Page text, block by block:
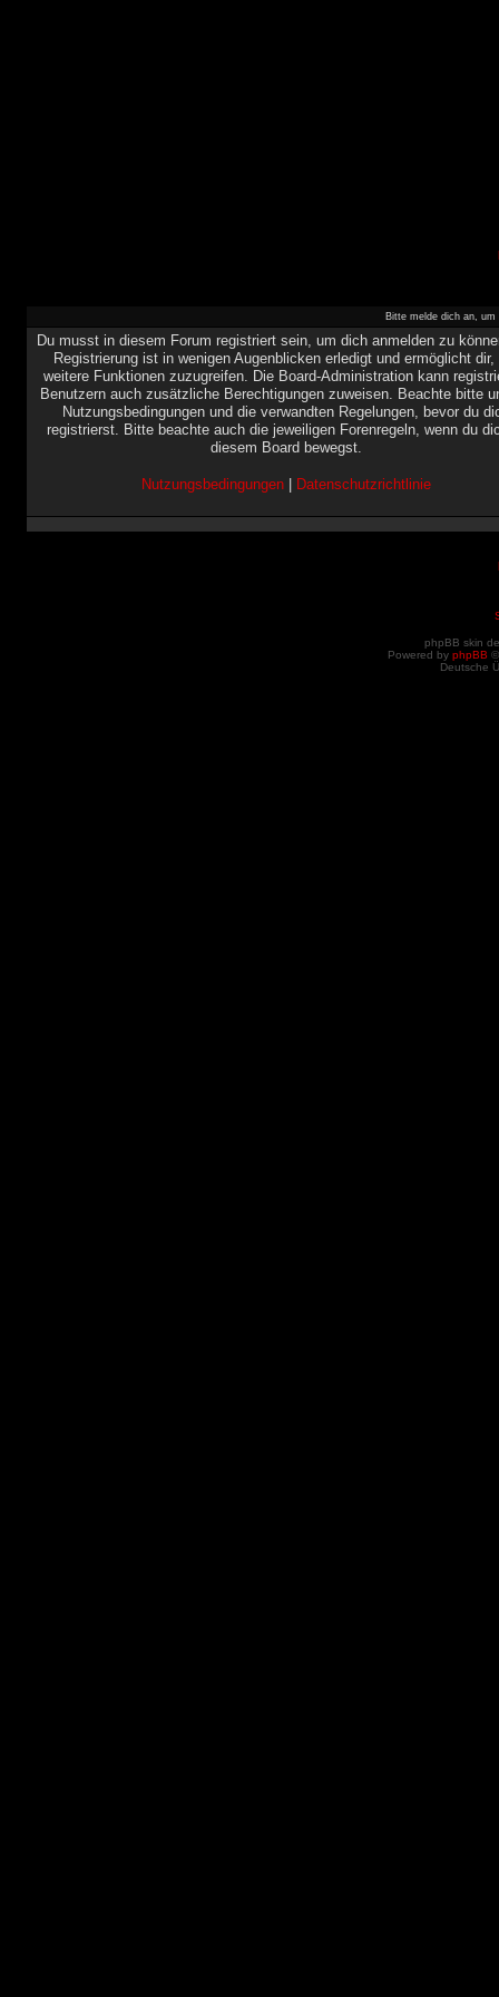
Bitte melde dich an, um
Du musst in diesem Forum registriert sein, um dich anmelden zu
Registrierung ist in wenigen Augenblicken erledigt und ermöglicht dir,
weitere Funktionen zuzugreifen. Die Board-Administration kann
Benutzern auch zusätzliche Berechtigungen zuweisen. Beachte bitte
Nutzungsbedingungen und die verwandten Regelungen, bevor du
registrierst. Bitte beachte auch die jeweiligen Forenregeln, wenn du
diesem Board bewegst.
Nutzungsbedingungen| Datenschutzrichtlinie
phpBB skin
Powered by phpBB
Deutsche